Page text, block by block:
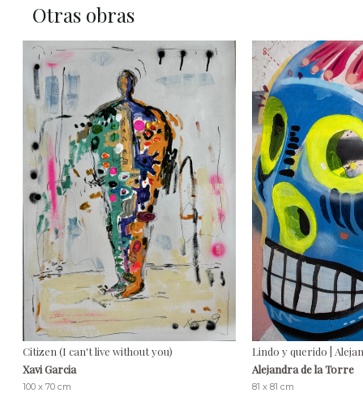
Otras obras
Citizen (I can't live without you)
Xavi Garcia
100 x 70 cm
Lindo y querido |
Alejandra de la Torre
81 x 81 cm